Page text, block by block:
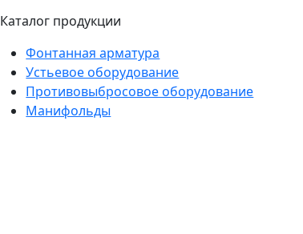
Каталог продукции
Фонтанная арматура
Устьевое оборудование
Противовыбросовое оборудование
Манифольды